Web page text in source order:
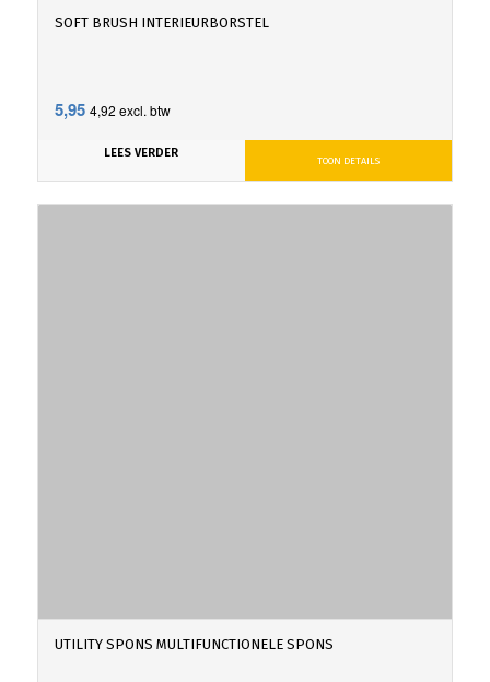
SOFT BRUSH INTERIEURBORSTEL
5,95 4,92 excl. btw
LEES VERDER
TOON DETAILS
UTILITY SPONS MULTIFUNCTIONELE SPONS